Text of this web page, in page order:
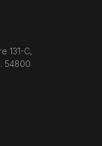
131-C,
54800